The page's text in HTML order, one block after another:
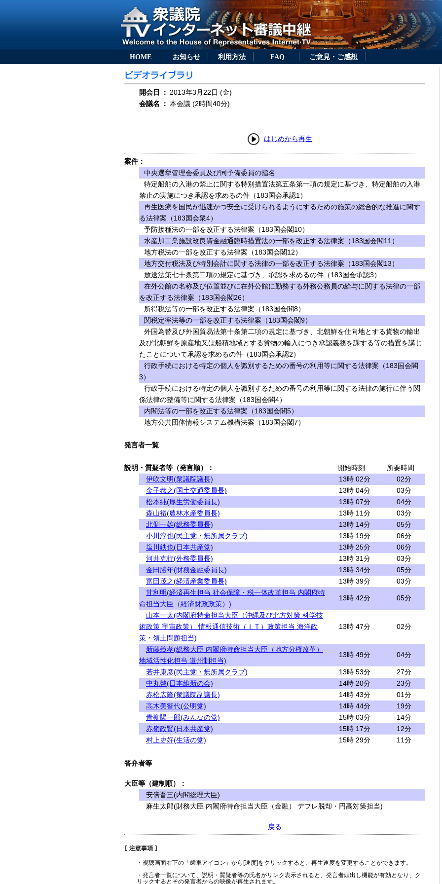
HOME お知らせ 利用方法 FAQ ご意見・ご感想
開会日 ： 2013年3月22日 (金)
会議名
： 本会議 (2時間40分)
はじめから再生
案件：
中央選挙管理会委員及び同予備委員の指名
特定船舶の入港の禁止に関する特別措置法第五条第一項の規定に基づき、特定船舶の入港
禁止の実施につき承認を求めるの件（183国会承認1）
再生医療を国民が迅速かつ安全に受けられるようにするための施策の総合的な推進に関す
る法律案（183国会衆4）
予防接種法の一部を改正する法律案（183国会閣10）
水産加工業施設改良資金融通臨時措置法の一部を改正する法律案（183国会閣11）
地方税法の一部を改正する法律案（183国会閣12）
地方交付税法及び特別会計に関する法律の一部を改正する法律案（183国会閣13）
放送法第七十条第二項の規定に基づき、承認を求めるの件（183国会承認3）
在外公館の名称及び位置並びに在外公館に勤務する外務公務員の給与に関する法律の一部
を改正する法律案（183国会閣26）
所得税法等の一部を改正する法律案（183国会閣8）
関税定率法等の一部を改正する法律案（183国会閣9）
外国為替及び外国貿易法第十条第二項の規定に基づき、北朝鮮を仕向地とする貨物の輸出
及び北朝鮮を原産地又は船積地域とする貨物の輸入につき承認義務を課する等の措置を講じ
たことについて承認を求めるの件（183国会承認2）
行政手続における特定の個人を識別するための番号の利用等に関する法律案（183国会閣
3）
行政手続における特定の個人を識別するための番号の利用等に関する法律の施行に伴う関
係法律の整備等に関する法律案（183国会閣4）
内閣法等の一部を改正する法律案（183国会閣5）
地方公共団体情報システム機構法案（183国会閣7）
発言者一覧
説明・質疑者等（発言順）： 開始時刻
所要時間
伊吹文明(衆議院議長)
13時 02分
02分
金子恭之(国土交通委員長)
13時 04分
03分
松本純(厚生労働委員長)
13時 07分
04分
森山裕(農林水産委員長)
13時 11分
03分
北側一雄(総務委員長)
13時 14分
05分
小川淳也(民主党・無所属クラブ)
13時 19分
06分
塩川鉄也(日本共産党)
13時 25分
06分
河井克行(外務委員長)
13時 31分
03分
金田勝年(財務金融委員長)
13時 34分
05分
富田茂之(経済産業委員長)
13時 39分
03分
甘利明(経済再生担当 社会保障・税一体改革担当 内閣府特
命担当大臣（経済財政政策）)
13時 42分 05分
山本一太(内閣府特命担当大臣（沖縄及び北方対策 科学技
術政策 宇宙政策） 情報通信技術（ＩＴ）政策担当 海洋政
策・領土問題担当)
13時 47分 02分
新藤義孝(総務大臣 内閣府特命担当大臣（地方分権改革）
地域活性化担当 道州制担当)
13時 49分 04分
若井康彦(民主党・無所属クラブ) 13時 53分
27分
中丸啓(日本維新の会)
14時 20分
23分
赤松広隆(衆議院副議長)
14時 43分
01分
高木美智代(公明党)
14時 44分
19分
青柳陽一郎(みんなの党)
15時 03分
14分
赤嶺政賢(日本共産党)
15時 17分
12分
村上史好(生活の党)
15時 29分 11分
答弁者等
大臣等（建制順）：
安倍晋三(内閣総理大臣)
麻生太郎(財務大臣 内閣府特命担当大臣（金融） デフレ脱却・円高対策担当)
戻る
・視聴画面右下の「歯車アイコン」から[速度]をクリックすると、再生速度を変更することができます。
・発言者一覧について、説明・質疑者等の氏名がリンク表示されると、発言者頭出し機能が有効となり、ク
リックするとその発言者からの映像が再生されます。